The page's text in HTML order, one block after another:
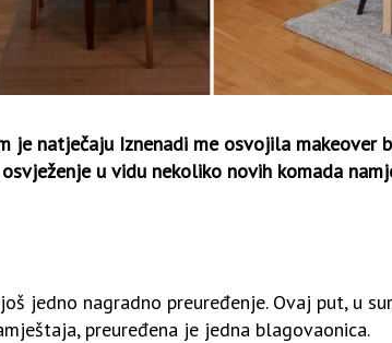
je natječaju Iznenadi me osvojila makeover
u vidu nekoliko novih komada
jedno nagradno preuređenje. Ovaj put, u
preuređena je jedna blagovaonica.